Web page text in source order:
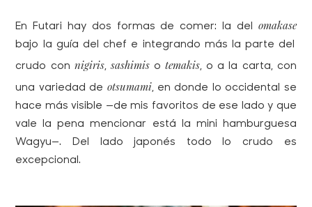
En Futari hay dos formas de comer: la del omakase
bajo la guía del chef e integrando más la parte del
crudo con nigiris,sashimiso temakis, o a la carta, con
una variedad de otsumami, en donde lo occidental se
hace más visible —de mis favoritos de ese lado y que
vale la pena mencionar está la mini hamburguesa
Wagyu—. Del lado japonés todo lo crudo es
excepcional.